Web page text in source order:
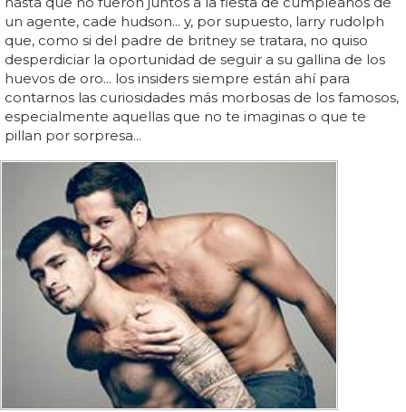
un agente, cade hudson... y, por supuesto, larry rudolph
que, como si del padre de britney se tratara, no quiso
desperdiciar la oportunidad de seguir a su gallina de los
huevos de oro... los insiders siempre están ahí para
contarnos las curiosidades más morbosas de los famosos,
especialmente aquellas que no te imaginas o que te
pillan por sorpresa...